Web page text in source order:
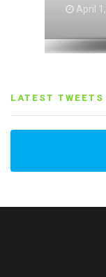
April
LATEST TWEETS